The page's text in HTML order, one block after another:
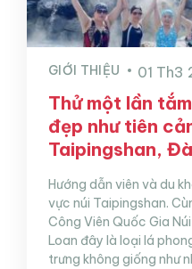
GIỚI THIỆU 01 Th3
Thử một lần
đẹp như tiên
Taipingshan,
Hướng dẫn viên và du
vực núi Taipingshan.
Công Viên Quốc Gia
Loan đây là loại lá
trưng không giống như